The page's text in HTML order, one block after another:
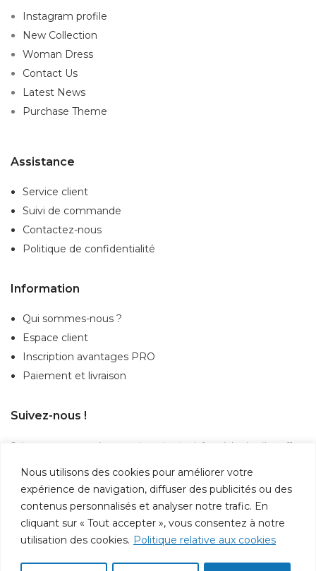
Nous utilisons des cookies pour améliorer votre
expérience de navigation, diffuser des publicités ou des
contenus personnalisés et analyser notre trafic. En
cliquant sur « Tout accepter », vous consentez à notre
utilisation des cookies. Politique relative aux cookies
Instagram profile
New Collection
Woman Dress
Contact Us
Latest News
Purchase Theme
Assistance
Service client
Suivi de commande
Contactez-nous
Politique de confidentialité
Information
Qui sommes-nous ?
Espace client
Inscription avantages PRO
Paiement et livraison
Suivez-nous !
Suivez-nous sur nos réseaux sociaux et restez informé des dernières offres,